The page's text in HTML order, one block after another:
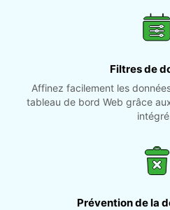
Filtres de
Affinez facilement les
tableau de bord Web grâce
Prévention de la